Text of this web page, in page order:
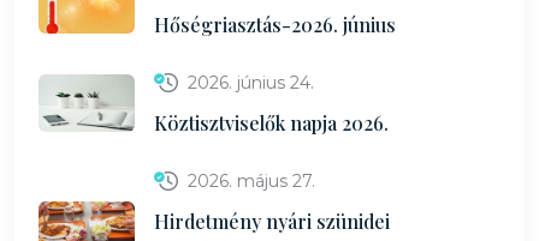
Hőségriasztás-2026. június
2026. június 24.
Köztisztviselők napja 2026.
2026. május 27.
Hirdetmény nyári szünidei